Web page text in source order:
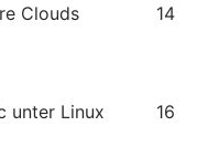
Clouds
14
unter Linux
16